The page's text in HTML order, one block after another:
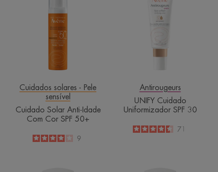
Idade
Com
Cor
Cuidados solares - Pele
sensível
Cuidado Solar Anti-Idade
Com Cor SPF 50+
4
/
5
9
Uniformizador
SPF
Antirougeurs
UNIFY Cuidado
Uniformizador SPF 30
4.6
/
5
71